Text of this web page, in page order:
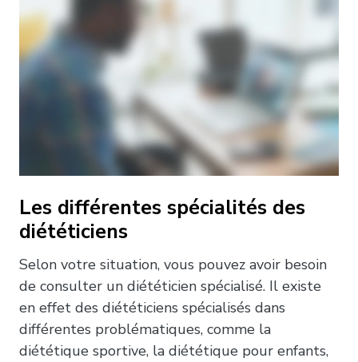
Les différentes spécialités des
diététiciens
Selon votre situation, vous pouvez avoir besoin
de consulter un diététicien spécialisé. Il existe
en effet des diététiciens spécialisés dans
différentes problématiques, comme la
diététique sportive, la diététique pour enfants,